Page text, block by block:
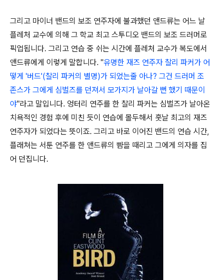
그리고 마이너 밴드의 보조 연주자에 불과했던 앤드류는 어느 날
플레처 교수에 의해 그 학교 최고 스투디오 밴드의 보조 드러머로
픽업됩니다. 그리고 연습 중 쉬는 시간에 플레처 교수가 복도에서
앤드류에게 이렇게 말합니다. "유명한 재즈 연주자 찰리 파커가 어
떻게 '버드'(찰리 파커의 별명)가 되었는줄 아나? 그건 드러머 조
존스가 그에게 심벌즈를 던져서 모가지가 날아갈 뻔 했기 때문이
야"라고 말입니다. 엉터리 연주를 한 찰리 파커는 심벌즈가 날아온
치욕적인 경험 후에 미친 듯이 연습에 몰두해서 훗날 최고의 재즈
연주자가 되었다는 뜻이죠. 그리고 바로 이어진 밴드의 연습 시간,
플래쳐는 서툰 연주를 한 앤드류의 뺨을 때리고 그에게 의자를 집
어 던집니다.